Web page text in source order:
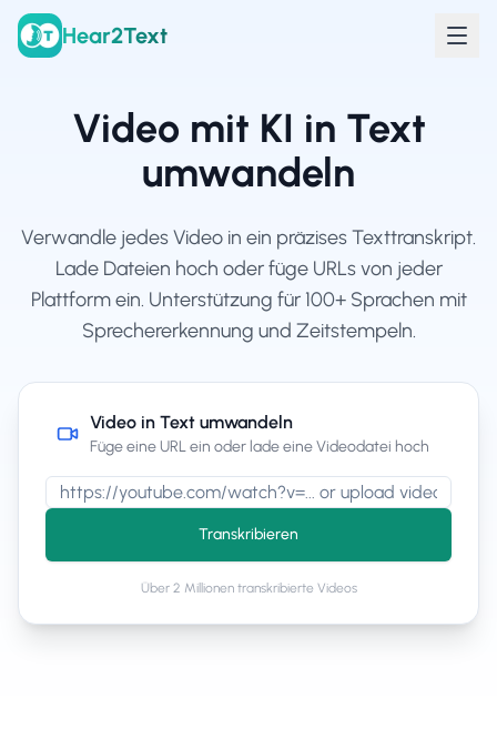
Hear2Text
Video mit KI in Text
umwandeln
Verwandle jedes Video in ein präzises Texttranskript.
Lade Dateien hoch oder füge URLs von jeder
Plattform ein. Unterstützung für 100+ Sprachen mit
Sprechererkennung und Zeitstempeln.
Video in Text umwandeln
Füge eine URL ein oder lade eine Videodatei hoch
Transkribieren
Über 2 Millionen transkribierte Videos